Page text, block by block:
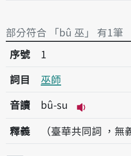
部分符合 「bû 巫」 有1筆
序號1巫師
序號
1
詞目
巫師
音讀
bû-su
播放音讀
釋義 （臺華共同詞 ，無